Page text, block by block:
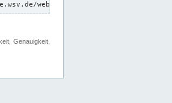
webservices/nutzer/files"
Genauigkeit,